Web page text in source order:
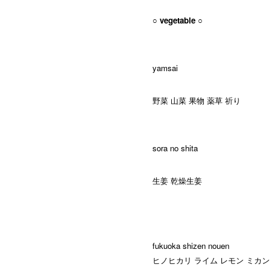
○ vegetable ○
yamsai
野菜 山菜 果物 薬草 祈り
sora no shita
生姜 乾燥生姜
fukuoka shizen nouen
ヒノヒカリ ライム レモン ミカ